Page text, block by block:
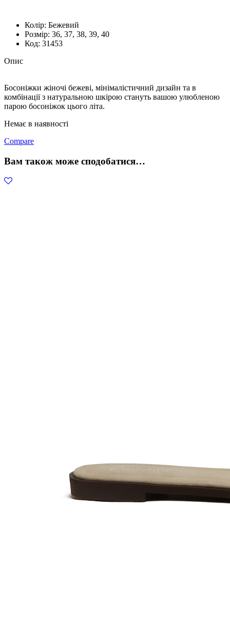
Колір: Бежевий
Розмiр: 36, 37, 38, 39, 40
Код: 31453
Опис
​Босоніжки жіночі бежеві, мінімалістичний дизайн та в
комбінації з натуральною шкірою стануть вашою улюбленою
парою босоніжок цього літа.
Немає в наявності
Compare
Вам також може сподобатися…